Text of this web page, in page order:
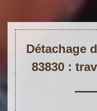
Détachage
83830 :